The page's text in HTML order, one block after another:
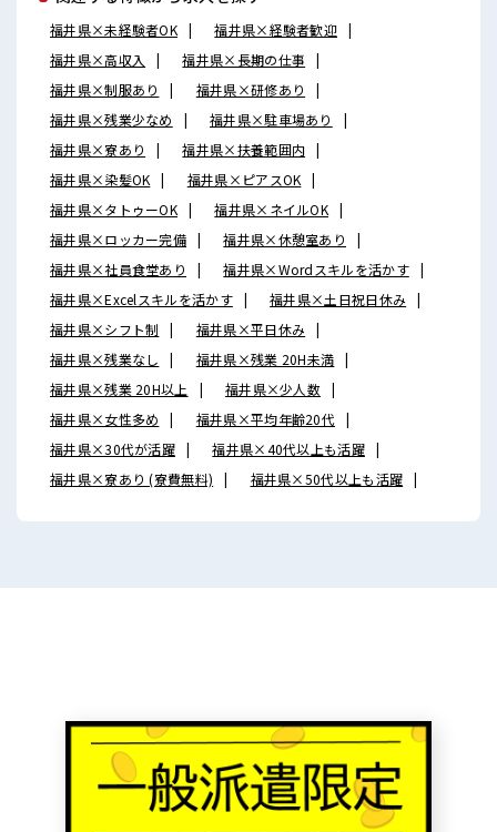
福井県×未経験者OK
福井県×経験者歓迎
福井県×高収入
福井県×長期の仕事
福井県×制服あり
福井県×研修あり
福井県×残業少なめ
福井県×駐車場あり
福井県×寮あり
福井県×扶養範囲内
福井県×染髪OK
福井県×ピアスOK
福井県×タトゥーOK
福井県×ネイルOK
福井県×ロッカー完備
福井県×休憩室あり
福井県×社員食堂あり
福井県×Wordスキルを活かす
福井県×Excelスキルを活かす
福井県×土日祝日休み
福井県×シフト制
福井県×平日休み
福井県×残業なし
福井県×残業 20H未満
福井県×残業 20H以上
福井県×少人数
福井県×女性多め
福井県×平均年齢20代
福井県×30代が活躍
福井県×40代以上も活躍
福井県×寮あり (寮費無料)
福井県×50代以上も活躍